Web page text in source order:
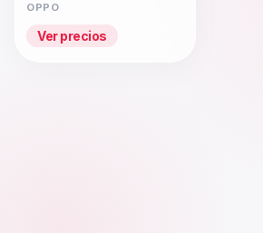
OPPO
Ver precios